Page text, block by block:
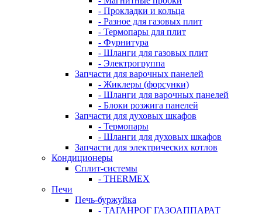
- Прокладки и кольца
- Разное для газовых плит
- Термопары для плит
- Фурнитура
- Шланги для газовых плит
- Электрогруппа
Запчасти для варочных панелей
- Жиклеры (форсунки)
- Шланги для варочных панелей
- Блоки розжига панелей
Запчасти для духовых шкафов
- Термопары
- Шланги для духовых шкафов
Запчасти для электрических котлов
Кондиционеры
Сплит-системы
- THERMEX
Печи
Печь-буржуйка
- ТАГАНРОГ ГАЗОАППАРАТ